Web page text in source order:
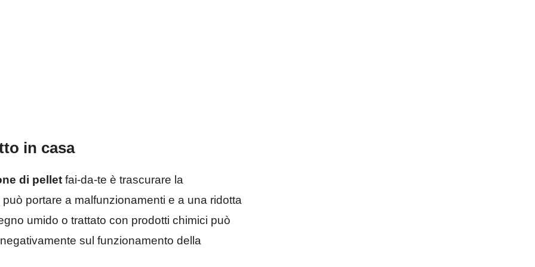
in casa
di pellet fai-da-te è trascurare la
portare a malfunzionamenti e a una ridotta
umido o trattato con prodotti chimici può
sul funzionamento della